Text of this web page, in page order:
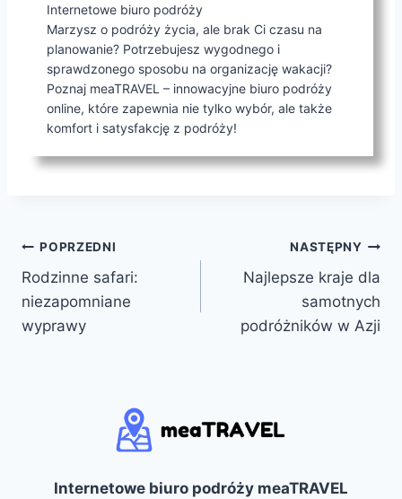
Internetowe biuro podróży
Marzysz o podróży życia, ale brak Ci czasu na
planowanie? Potrzebujesz wygodnego i
sprawdzonego sposobu na organizację wakacji?
Poznaj meaTRAVEL – innowacyjne biuro podróży
online, które zapewnia nie tylko wybór, ale także
komfort i satysfakcję z podróży!
Nawigacja
wpisu
POPRZEDNI
Rodzinne safari:
niezapomniane
wyprawy
NASTĘPNY
Najlepsze kraje dla
samotnych
podróżników w Azji
Internetowe biuro podróży meaTRAVEL